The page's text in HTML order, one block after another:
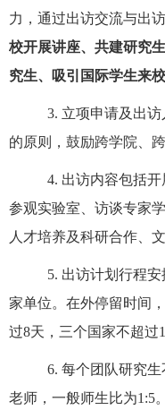
力，通过出访交流与出
校开展讲座、共建研究
究生、吸引国际学生来
3. 立项申请及出
的原则，鼓励跨学院、
4. 出访内容包括开
参观实验室、访谈专家
人才培养及科研合作、
5. 出访计划行程
家单位。在外停留时间
过8天，三个国家不超过
6. 每个团队研究生
老师，一般师生比为1:5